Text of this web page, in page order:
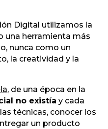
Digital utilizamos la
una herramienta más
nunca como un
la creatividad y la
, de una época en la
no existía y cada
técnicas, conocer los
un producto